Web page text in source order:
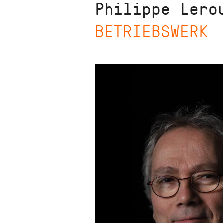
Philippe
BETRIEBSWERK